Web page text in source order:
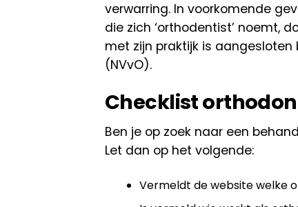
verwarring. In voorkomende
die zich ‘orthodentist’ noemt,
met zijn praktijk is aangesloten
(NVvO).
Checklist
Ben je op zoek naar een
Let dan op het volgende:
Vermeldt de website welke